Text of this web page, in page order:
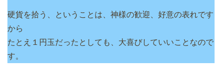
硬貨を拾う、ということは、神様の歓迎、好意の表れです
から
たとえ１円玉だったとしても、大喜びしていいことなので
す。